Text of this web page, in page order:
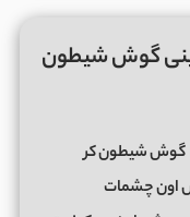
گوش شیطون
گوش شیطون کر
اون چشمات